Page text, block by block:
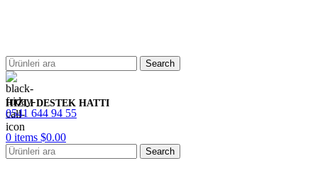
Search
HIZLI DESTEK HATTI
0541 644 94 55
0 items $0.00
Search